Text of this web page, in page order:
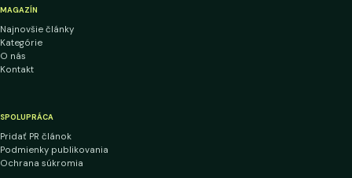
MAGAZÍN
Najnovšie články
Kategórie
O nás
Kontakt
SPOLUPRÁCA
Pridať PR článok
Podmienky publikovania
Ochrana súkromia